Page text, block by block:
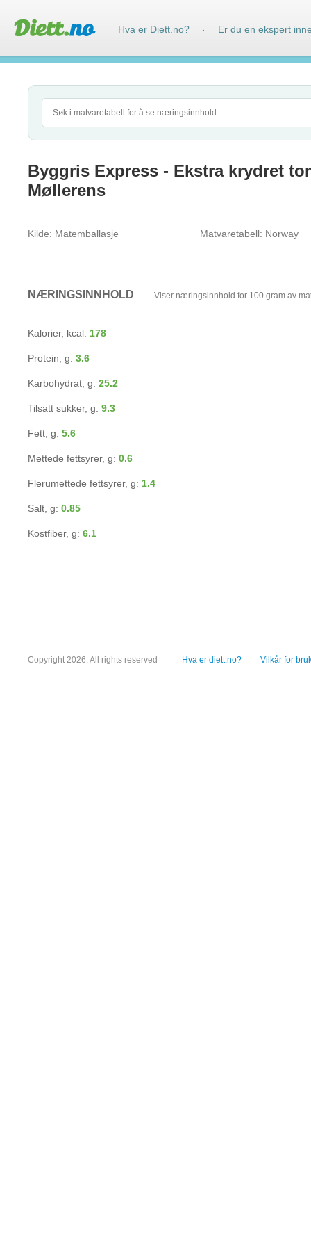
Byggris Express - Ekstra krydret
Møllerens
Kilde: Matemballasje Matvaretabell: Norway
NÆRINGSINNHOLD Viser næringsinnhold for 100 gram av
Kalorier, kcal: 178
Protein, g: 3.6
Karbohydrat, g: 25.2
Tilsatt sukker, g: 9.3
Fett, g: 5.6
Mettede fettsyrer, g: 0.6
Flerumettede fettsyrer, g: 1.4
Salt, g: 0.85
Kostfiber, g: 6.1
Copyright 2026. All rights reserved Hva er diett.no? Vilkår for
Hva er Diett.no? · Er du en ekspert